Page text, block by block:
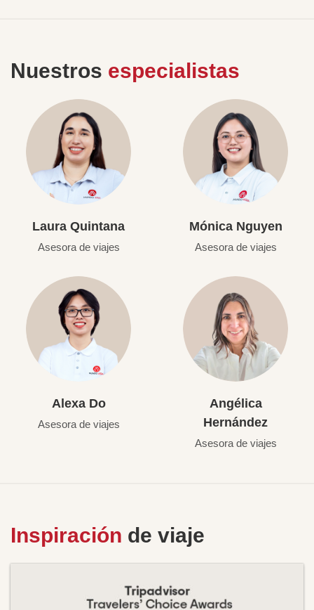
Nuestros especialistas
Laura Quintana
Asesora de viajes
Mónica Nguyen
Asesora de viajes
Alexa Do
Asesora de viajes
Angélica
Hernández
Asesora de viajes
Inspiración de viaje